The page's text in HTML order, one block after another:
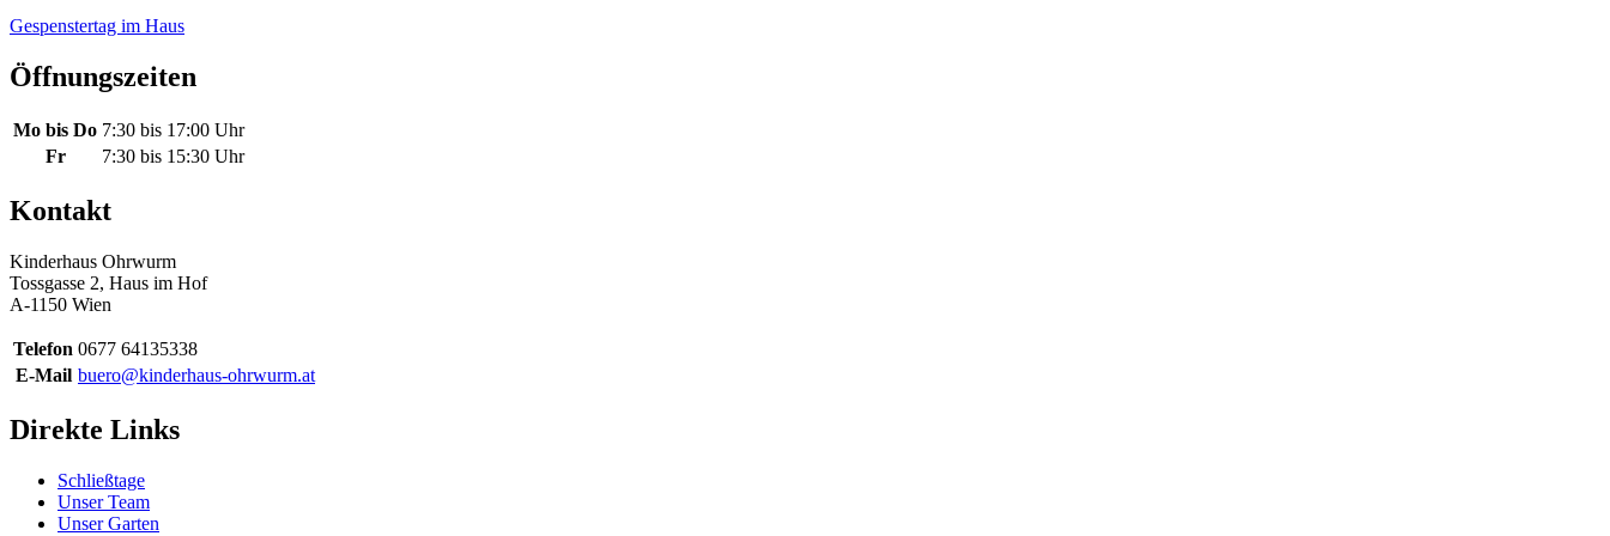
Gespenstertag im Haus
Öffnungszeiten
Mo bis Do 7:30 bis 17:00 Uhr
Fr
7:30 bis 15:30 Uhr
Kontakt
Kinderhaus Ohrwurm
Tossgasse 2, Haus im Hof
A-1150 Wien
Telefon 0677 64135338
E-Mail buero@kinderhaus-ohrwurm.at
Direkte Links
Schließtage
Unser Team
Unser Garten